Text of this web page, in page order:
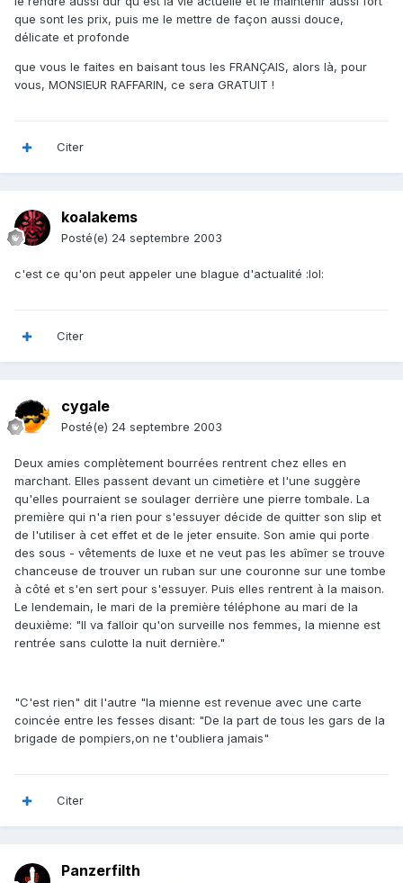
que sont les prix, puis me le mettre de façon aussi douce,
délicate et profonde
que vous le faites en baisant tous les FRANÇAIS, alors là, pour
vous, MONSIEUR RAFFARIN, ce sera GRATUIT !
Citer
koalakems
Posté(e) 24 septembre 2003
c'est ce qu'on peut appeler une blague d'actualité :lol:
Citer
cygale
Posté(e) 24 septembre 2003
Deux amies complètement bourrées rentrent chez elles en
marchant. Elles passent devant un cimetière et l'une suggère
qu'elles pourraient se soulager derrière une pierre tombale. La
première qui n'a rien pour s'essuyer décide de quitter son slip et
de l'utiliser à cet effet et de le jeter ensuite. Son amie qui porte
des sous - vêtements de luxe et ne veut pas les abîmer se trouve
chanceuse de trouver un ruban sur une couronne sur une tombe
à côté et s'en sert pour s'essuyer. Puis elles rentrent à la maison.
Le lendemain, le mari de la première téléphone au mari de la
deuxième: "Il va falloir qu'on surveille nos femmes, la mienne est
rentrée sans culotte la nuit dernière."
"C'est rien" dit l'autre "la mienne est revenue avec une carte
coincée entre les fesses disant: "De la part de tous les gars de la
brigade de pompiers,on ne t'oubliera jamais"
Citer
Panzerfilth